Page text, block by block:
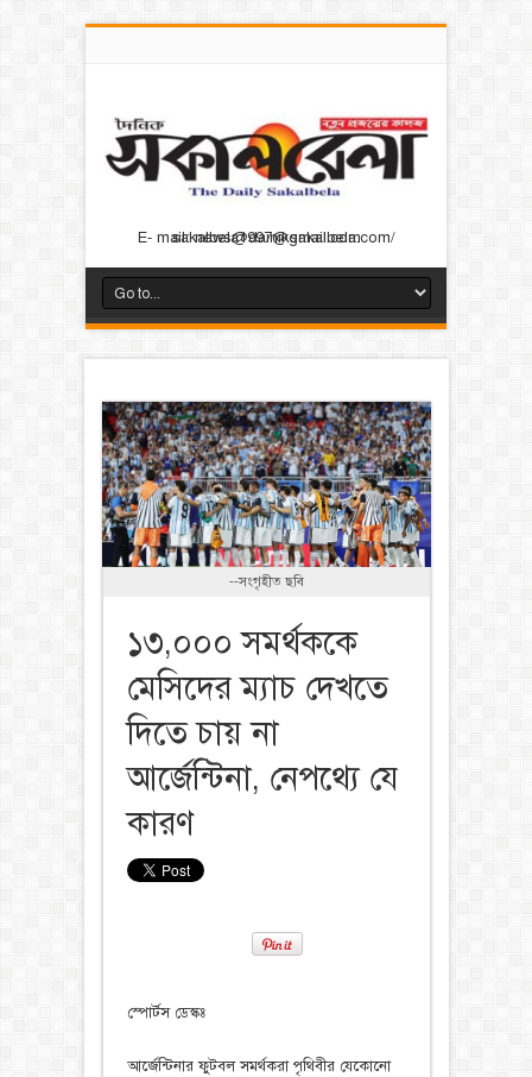
E- mail: news@dainiksakalbela.com/ sakalbela1997@gmail.com
--সংগৃহীত ছবি
১৩,০০০ সমর্থককে
মেসিদের ম্যাচ দেখতে
দিতে চায় না
আর্জেন্টিনা, নেপথ্যে যে
কারণ
স্পোর্টস ডেস্কঃ
আর্জেন্টিনার ফুটবল সমর্থকরা পৃথিবীর যেকোনো